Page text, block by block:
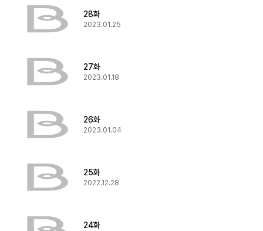
28화
2023.01.25
27화
2023.01.18
26화
2023.01.04
25화
2022.12.28
24화